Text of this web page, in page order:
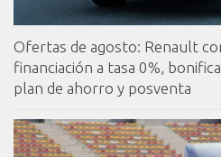
Ofertas de agosto: Renault
financiación a tasa 0%,
plan de ahorro y posventa